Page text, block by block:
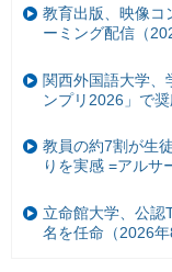
教育出版、映像コ
ーミング配信（
関西外国語大学、
ンプリ2026」で
教員の約7割が生
りを実感 =アルサ
立命館大学、公
名を任命（2026年